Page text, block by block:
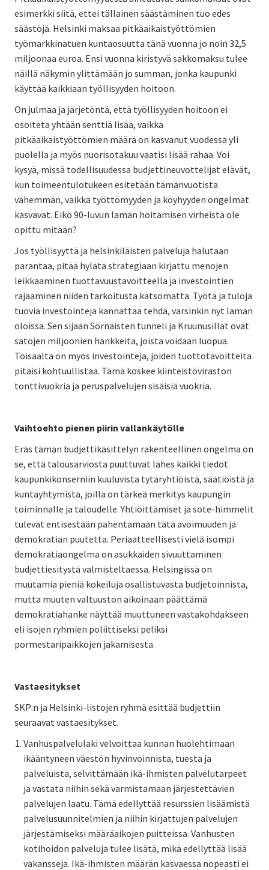
esimerkki siitä, ettei tällainen säästäminen tuo edes
säästöjä. Helsinki maksaa pitkäaikaistyöttömien
työmarkkinatuen kuntaosuutta tänä vuonna jo noin 32,5
miljoonaa euroa. Ensi vuonna kiristyvä sakkomaksu tulee
näillä näkymin ylittämään jo summan, jonka kaupunki
käyttää kaikkiaan työllisyyden hoitoon.
On julmaa ja järjetöntä, että työllisyyden hoitoon ei
osoiteta yhtään senttiä lisää, vaikka
pitkäaikaistyöttömien määrä on kasvanut vuodessa yli
puolella ja myös nuorisotakuu vaatisi lisää rahaa. Voi
kysyä, missä todellisuudessa budjettineuvottelijat elävät,
kun toimeentulotukeen esitetään tämänvuotista
vähemmän, vaikka työttömyyden ja köyhyyden ongelmat
kasvavat. Eikö 90-luvun laman hoitamisen virheistä ole
opittu mitään?
Jos työllisyyttä ja helsinkiläisten palveluja halutaan
parantaa, pitää hylätä strategiaan kirjattu menojen
leikkaaminen tuottavuustavoitteella ja investointien
rajaaminen niiden tarkoitusta katsomatta. Työtä ja tuloja
tuovia investointeja kannattaa tehdä, varsinkin nyt laman
oloissa. Sen sijaan Sörnäisten tunneli ja Kruunusillat ovat
satojen miljoonien hankkeita, joista voidaan luopua.
Toisaalta on myös investointeja, joiden tuottotavoitteita
pitäisi kohtuullistaa. Tämä koskee kiinteistöviraston
tonttivuokria ja peruspalvelujen sisäisiä vuokria.
Vaihtoehto pienen piirin vallankäytölle
Eräs tämän budjettikäsittelyn rakenteellinen ongelma on
se, että talousarviosta puuttuvat lähes kaikki tiedot
kaupunkikonserniin kuuluvista tytäryhtiöistä, säätiöistä ja
kuntayhtymistä, joilla on tärkeä merkitys kaupungin
toiminnalle ja taloudelle. Yhtiöittämiset ja sote-himmelit
tulevat entisestään pahentamaan tätä avoimuuden ja
demokratian puutetta. Periaatteellisesti vielä isompi
demokratiaongelma on asukkaiden sivuuttaminen
budjettiesitystä valmisteltaessa. Helsingissä on
muutamia pieniä kokeiluja osallistuvasta budjetoinnista,
mutta muuten valtuuston aikoinaan päättämä
demokratiahanke näyttää muuttuneen vastakohdakseen
eli isojen ryhmien poliittiseksi peliksi
pormestaripaikkojen jakamisesta.
Vastaesitykset
SKP:n ja Helsinki-listojen ryhmä esittää budjettiin
seuraavat vastaesitykset.
Vanhuspalvelulaki velvoittaa kunnan huolehtimaan
ikääntyneen väestön hyvinvoinnista, tuesta ja
palveluista, selvittämään ikä-ihmisten palvelutarpeet
ja vastata niihin sekä varmistamaan järjestettävien
palvelujen laatu. Tämä edellyttää resurssien lisäämistä
palvelusuunnitelmien ja niihin kirjattujen palvelujen
järjestämiseksi määräaikojen puitteissa. Vanhusten
kotihoidon palveluja tulee lisätä, mikä edellyttää lisää
vakansseja. Ikä-ihmisten määrän kasvaessa nopeasti ei